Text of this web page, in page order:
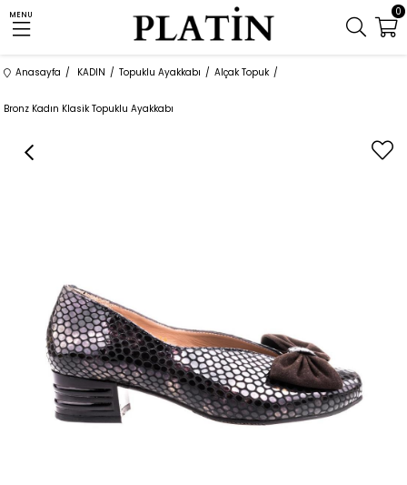
MENU 0
Anasayfa KADIN Topuklu Ayakkabı Alçak Topuk
Bronz Kadın Klasik Topuklu Ayakkabı